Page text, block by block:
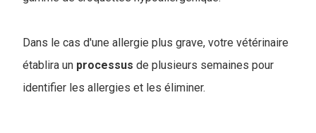
Dans le cas d'une allergie plus grave, votre vétérinaire
établira un processus de plusieurs semaines pour
identifier les allergies et les éliminer.